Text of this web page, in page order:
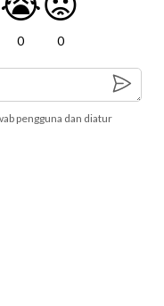
0 0
pengguna dan diatur